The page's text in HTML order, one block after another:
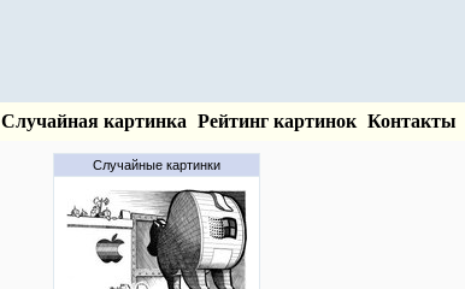
Случайная картинка Рейтинг картинок Контакты
Случайные картинки